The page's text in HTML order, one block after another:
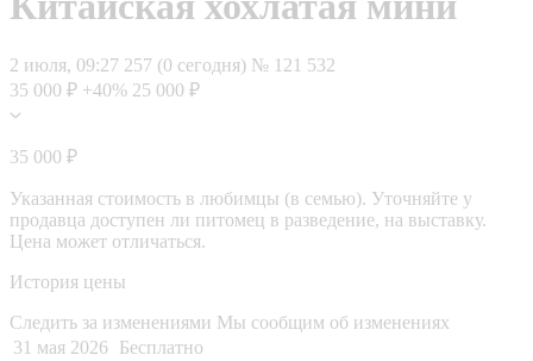
2 июля, 09:27 257 (0 сегодня) № 121 532
35 000 ₽ +40% 25 000 ₽
35 000 ₽
Указанная стоимость в любимцы (в семью). Уточняйте у
продавца доступен ли питомец в разведение, на выставку.
Цена может отличаться.
История цены
Следить за изменениями Мы сообщим об изменениях
31 мая 2026 Бесплатно